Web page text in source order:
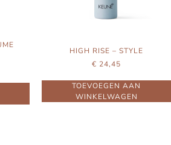
HIGH RISE – STYLE
€ 24,45
TOEVOEGEN AAN
WINKELWAGEN